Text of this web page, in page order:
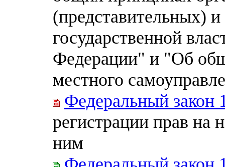
(представительных)
государственной
Федерации" и "Об
местного
Федеральный закон
регистрации прав на
ним